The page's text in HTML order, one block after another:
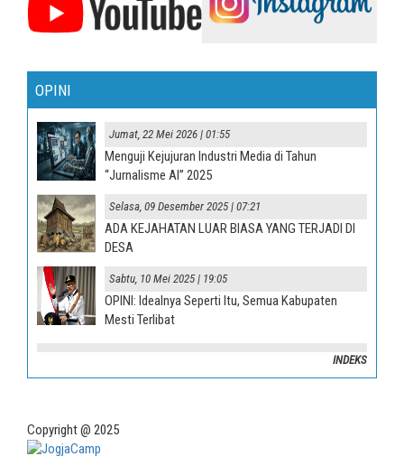
OPINI
Jumat, 22 Mei 2026 | 01:55
Menguji Kejujuran Industri Media di Tahun
“Jurnalisme AI” 2025
Selasa, 09 Desember 2025 | 07:21
ADA KEJAHATAN LUAR BIASA YANG TERJADI DI
DESA
Sabtu, 10 Mei 2025 | 19:05
OPINI: Idealnya Seperti Itu, Semua Kabupaten
Mesti Terlibat
INDEKS
Copyright @ 2025